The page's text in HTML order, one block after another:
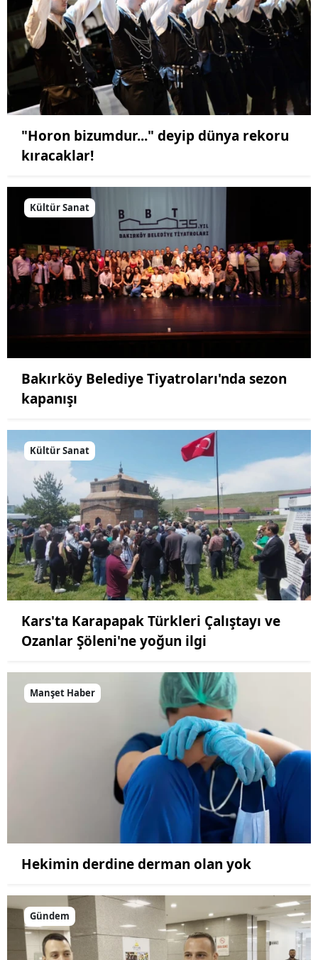
"Horon bizumdur..." deyip dünya rekoru
kıracaklar!
Kültür Sanat
Bakırköy Belediye Tiyatroları'nda sezon
kapanışı
Kültür Sanat
Kars'ta Karapapak Türkleri Çalıştayı ve
Ozanlar Şöleni'ne yoğun ilgi
Manşet Haber
Hekimin derdine derman olan yok
Gündem